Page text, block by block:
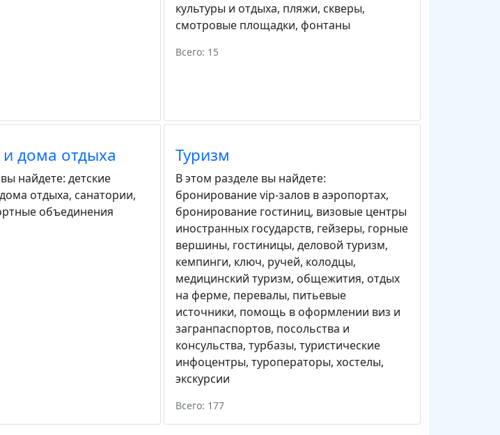
культуры и отдыха, пляжи, скверы,
смотровые площадки, фонтаны
Всего: 15
дома отдыха
найдете:детские
дома отдыха, санатории,
объединения
Туризм
В этом разделе вы найдете:
бронирование vip-залов в аэропортах,
бронирование гостиниц, визовые центры
иностранных государств, гейзеры, горные
вершины, гостиницы, деловой туризм,
кемпинги, ключ, ручей, колодцы,
медицинский туризм, общежития, отдых
на ферме, перевалы, питьевые
источники, помощь в оформлении виз и
загранпаспортов, посольства и
консульства, турбазы, туристические
инфоцентры, туроператоры, хостелы,
экскурсии
Всего: 177